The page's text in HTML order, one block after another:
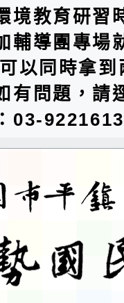
境教育研習
輔導團專場
以同時拿到
有問題，請
03-